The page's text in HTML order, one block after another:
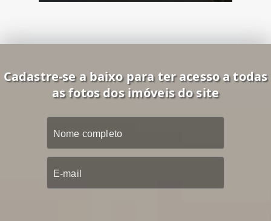
Cadastre-se a baixo para ter acesso a todas
as fotos dos imóveis do site